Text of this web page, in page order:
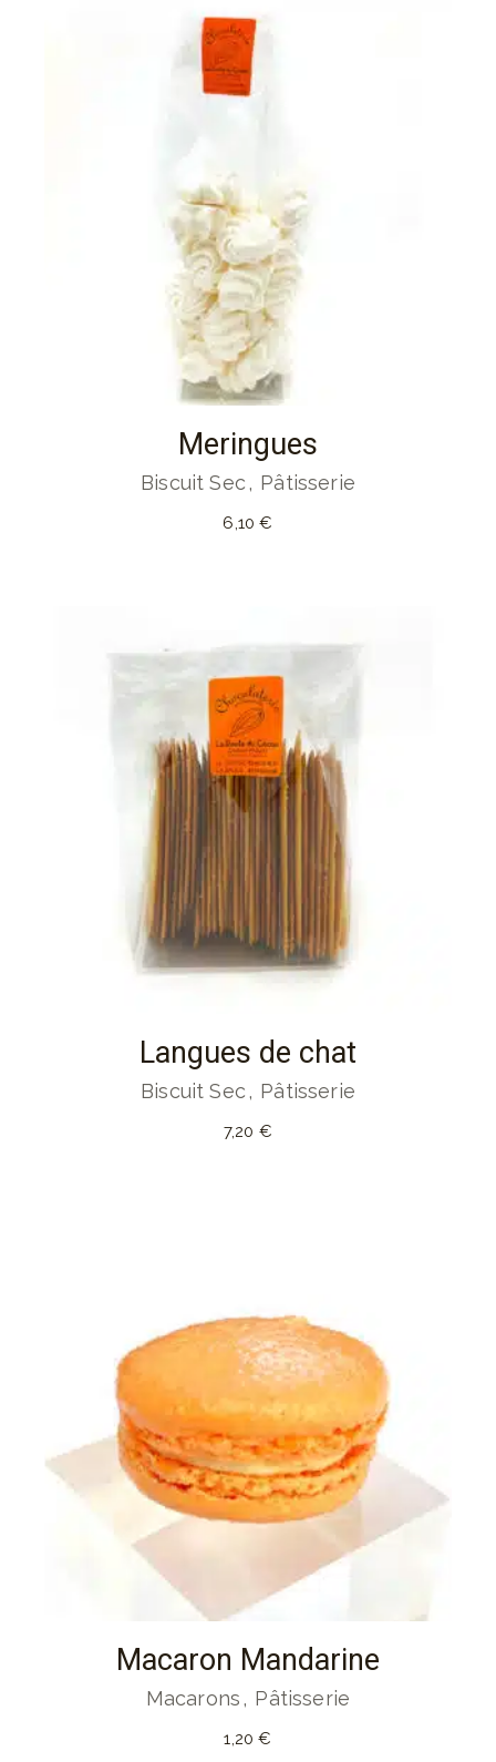
Meringues
Biscuit Sec Pâtisserie
6,10€
Langues de chat
Biscuit Sec Pâtisserie
7,20 €
Macaron Mandarine
Macarons Pâtisserie
1,20€